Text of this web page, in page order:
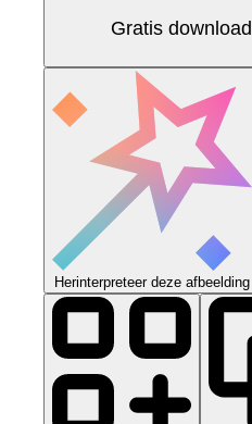
Gratis download
Herinterpreteer deze afbeelding